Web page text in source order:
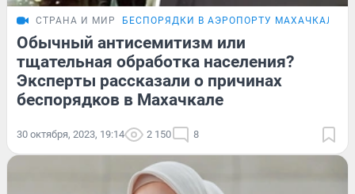
СТРАНА И МИР БЕСПОРЯДКИ В АЭРОПОРТУ МАХАЧКАЛЫ
Обычный антисемитизм или
тщательная обработка населения?
Эксперты рассказали о причинах
беспорядков в Махачкале
30 октября, 2023, 19:14 2 150 8